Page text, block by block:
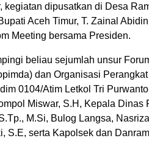
kegiatan dipusatkan di Desa
Aceh Timur, T. Zainal
Meeting bersama Presiden.
beliau sejumlah unsur
dan Organisasi
0104/Atim Letkol Tri
Miswar, S.H, Kepala Dinas
M.Si, Bulog Langsa,
S.E, serta Kapolsek dan